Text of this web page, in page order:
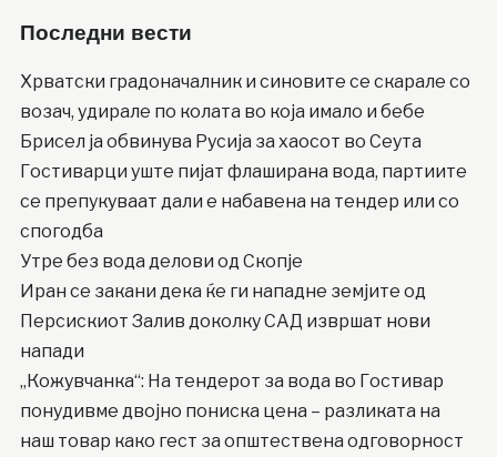
Последни вести
Хрватски градоначалник и синовите се скарале со
возач, удирале по колата во која имало и бебе
Брисел ја обвинува Русија за хаосот во Сеута
Гостиварци уште пијат флаширана вода, партиите
се препукуваат дали е набавена на тендер или со
спогодба
Утре без вода делови од Скопје
Иран се закани дека ќе ги нападне земјите од
Персискиот Залив доколку САД извршат нови
напади
„Кожувчанка“: На тендерот за вода во Гостивар
понудивме двојно пониска цена – разликата на
наш товар како гест за општествена одговорност